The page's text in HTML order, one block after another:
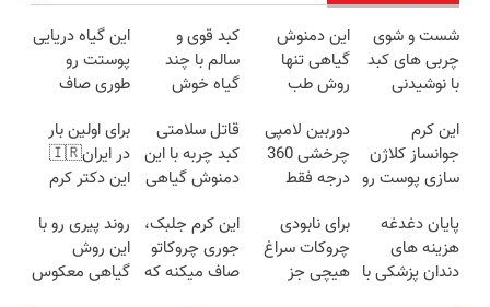
شست و شوی
چربی های کبد
با نوشیدنی
این دمنوش
گیاهی تنها
روش طب
برای درمان
کبدچرب
کبد قوی و
سالم با چند
گیاه خوش
این گیاه دریایی
پوستت رو
طوری صاف
20سال جوون
شدی🔥
این کرم
جوانساز کلاژن
سازی پوست رو
میکنه50%تخفیف
🔥
دوربین لامپی
چرخشی 360
درجه فقط
🔥 پرداخت
درب منزل
قاتل سلامتی
کبد چربه با این
دمنوش گیاهی
برای اولین بار
در ایران🇮🇷
این دکتر کرم
روزه ساخت!
پایان دغدغه
هزینه های
دندان پزشکی با
برای نابودی
چروکات سراغ
هیچی جز
این کرم جلبک،
جوری چروکاتو
صاف میکنه که
روند پیری رو با
این روش
گیاهی معکوس